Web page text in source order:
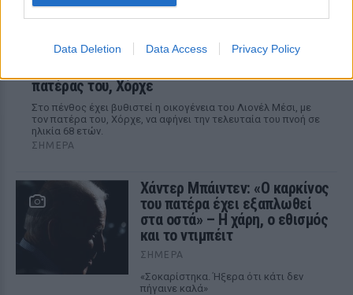
Data Deletion Data Access Privacy Policy
πατέρας του, Χόρχε
Στο πένθος έχει βυθιστεί η οικογένεια του Λιονέλ Μέσι, με
τον πατέρα του, Χόρχε, να αφήνει την τελευταία του πνοή σε
ηλικία 68 ετών.
ΣΉΜΕΡΑ
Χάντερ Μπάιντεν: «Ο καρκίνος
του πατέρα έχει εξαπλωθεί
στα οστά» – Η χάρη, ο εθισμός
και το ντιμπέιτ
ΣΉΜΕΡΑ
«Σοκαρίστηκα. Ήξερα ότι κάτι δεν
πήγαινε καλά»